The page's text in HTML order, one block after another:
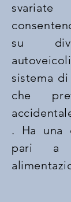
su
sistema di
che
. Ha una
pari a